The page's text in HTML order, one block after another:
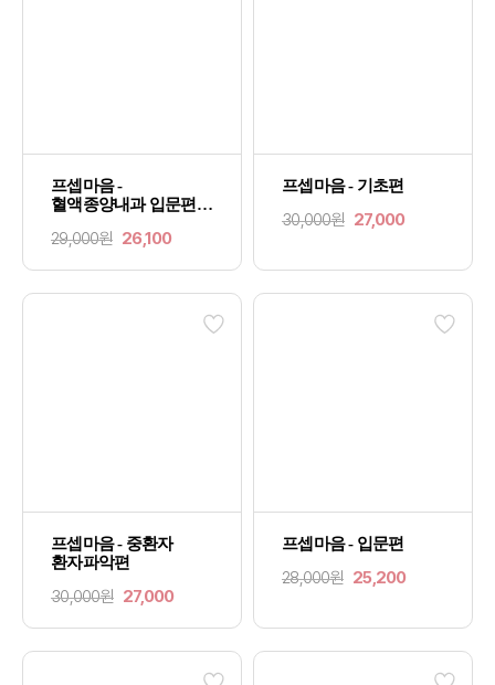
프셉마음 -
혈액종양내과 입문편
29,000원 26,100
프셉마음 - 기초편
30,000원 27,000
프셉마음 - 중환자
환자파악편
30,000원 27,000
프셉마음 - 입문편
28,000원 25,200